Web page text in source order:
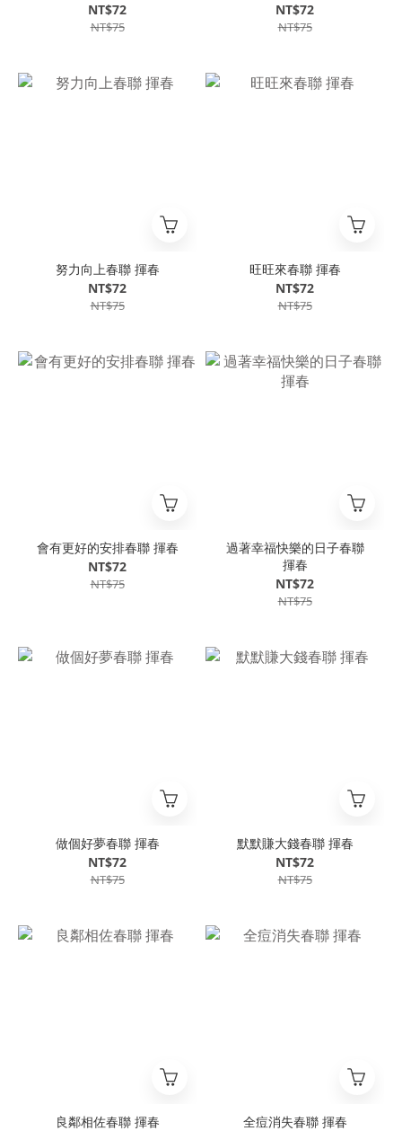
NT$72
NT$75
NT$72
NT$75
努力向上春聯 揮春
NT$72
NT$75
旺旺來春聯 揮春
NT$72
NT$75
會有更好的安排春聯 揮春
NT$72
NT$75
過著幸福快樂的日子春聯
揮春
NT$72
NT$75
做個好夢春聯 揮春
NT$72
NT$75
默默賺大錢春聯 揮春
NT$72
NT$75
良鄰相佐春聯 揮春
全痘消失春聯 揮春